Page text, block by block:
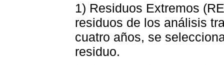
1) Residuos Extremos
residuos de los análisis
cuatro años, se
residuo.